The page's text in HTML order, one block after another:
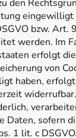
den
bzw. Art.
werden. Im
erfolgt
von
haben,
Daten, sofern
1 lit. c